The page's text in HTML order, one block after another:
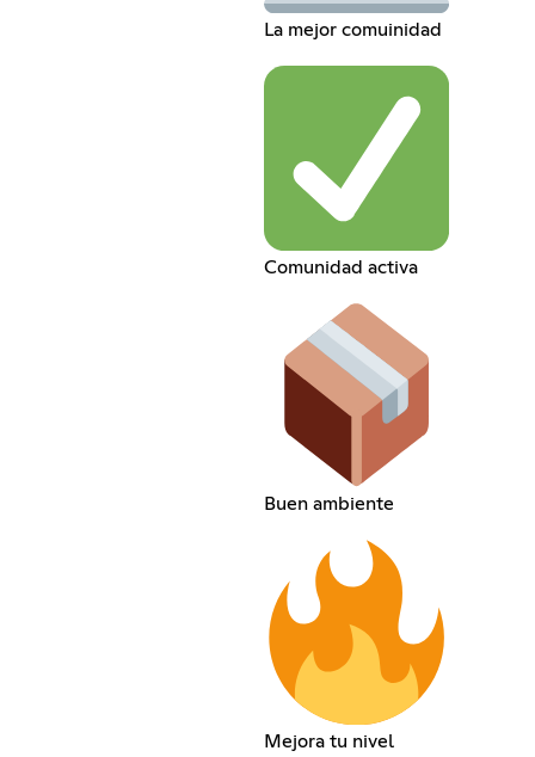
La mejor comuinidad
Comunidad activa
Buen ambiente
Mejora tu nivel